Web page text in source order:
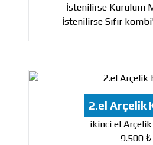
İstenilirse Kurulum
İstenilirse Sıfır
2.el Arçelik
ikinci el
9.500 ₺